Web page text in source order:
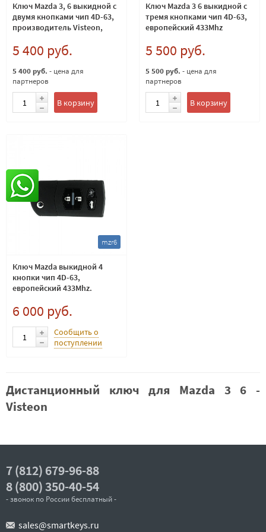
Ключ Mazda 3, 6 выкидной с
двумя кнопками чип 4D-63,
производитель Visteon,
5 400 руб.
5 400 руб. - цена для
партнеров
В корзину
Ключ Mazda 3 6 выкидной с
тремя кнопками чип 4D-63,
европейский 433Mhz
5 500 руб.
5 500 руб. - цена для
партнеров
В корзину
mzr6
Ключ Mazda выкидной 4
кнопки чип 4D-63,
европейский 433Mhz.
6 000 руб.
Сообщить о
поступлении
Дистанционный ключ для Mazda 3 6 -
Visteon
7 (812) 679-96-88
8 (800) 350-40-54
- звонок по России бесплатный -
sales@smartkeys.ru